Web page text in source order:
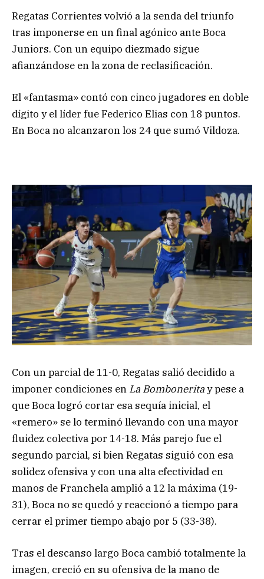
Regatas Corrientes volvió a la senda del triunfo
tras imponerse en un final agónico ante Boca
Juniors. Con un equipo diezmado sigue
afianzándose en la zona de reclasificación.
El «fantasma» contó con cinco jugadores en doble
dígito y el líder fue Federico Elias con 18 puntos.
En Boca no alcanzaron los 24 que sumó Vildoza.
Con un parcial de 11-0, Regatas salió decidido a
imponer condiciones en La Bomboneritay pese a
que Boca logró cortar esa sequía inicial, el
«remero» se lo terminó llevando con una mayor
fluidez colectiva por 14-18. Más parejo fue el
segundo parcial, si bien Regatas siguió con esa
solidez ofensiva y con una alta efectividad en
manos de Franchela amplió a 12 la máxima (19-
31), Boca no se quedó y reaccionó a tiempo para
cerrar el primer tiempo abajo por 5 (33-38).
Tras el descanso largo Boca cambió totalmente la
imagen, creció en su ofensiva de la mano de